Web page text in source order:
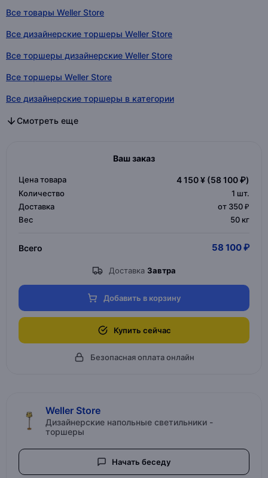
Все товары Weller Store
Все дизайнерские торшеры Weller Store
Все торшеры дизайнерские Weller Store
Все торшеры Weller Store
Все дизайнерские торшеры в категории
Все торшеры дизайнерские в категории
Все торшеры в категории
Смотреть еще
Ваш заказ
Цена товара 4 150 ¥ (58 100 ₽)
Количество 1 шт.
Доставка
от 350 ₽
Вес
50 кг
Всего 58 100 ₽
Доставка Завтра
Добавить в корзину
Купить сейчас
Безопасная оплата онлайн
Weller Store
Дизайнерские напольные светильники -
торшеры
Начать беседу